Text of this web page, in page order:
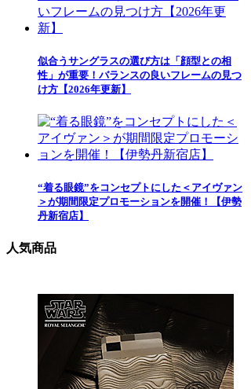
似合うサングラスの選び方は「顔型との相
性」が重要！バランスの良いフレームの見つ
け方【2026年更新】
“着る眼鏡”をコンセプトにした＜アイヴァン
＞が期間限定プロモーションを開催！【伊勢
丹新宿店】
人気商品